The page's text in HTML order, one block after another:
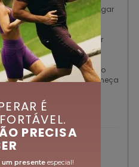
frente, perfeito para carregar
que balancem ou
de 4 cm para maior
no centro que bloqueia o
que ele permaneça
É
PRECISA
um presente especial!